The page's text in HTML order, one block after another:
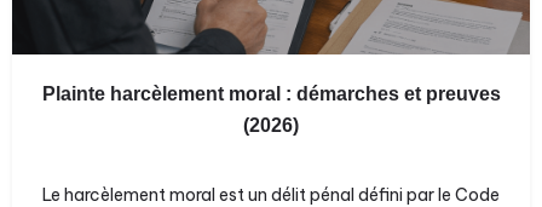
Plainte harcèlement moral : démarches et preuves
(2026)
Le harcèlement moral est un délit pénal défini par le Code